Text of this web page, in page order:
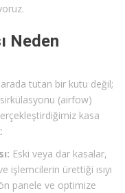
Neden
tutan bir kutu değil;
(airfow)
kasa
Eski veya dar kasalar,
işlemcilerin ürettiği ısıyı
panele ve optimize